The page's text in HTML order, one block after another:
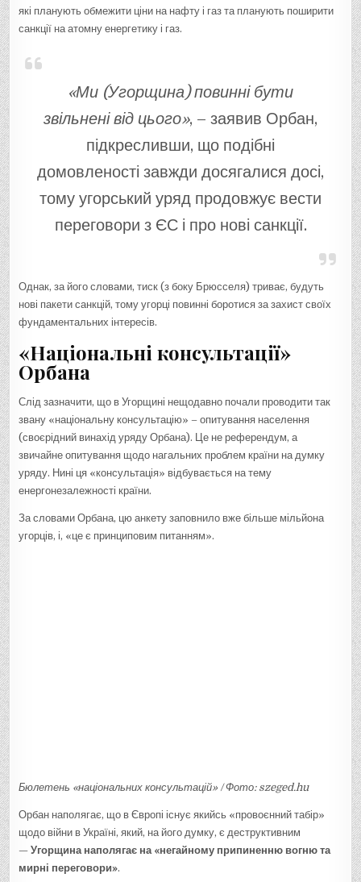
які планують обмежити ціни на нафту і газ та планують поширити
санкції на атомну енергетику і газ.
«Ми (Угорщина) повинні бути
звільнені від цього», – заявив Орбан,
підкресливши, що подібні
домовленості завжди досягалися досі,
тому угорський уряд продовжує вести
переговори з ЄС і про нові санкції.
Однак, за його словами, тиск (з боку Брюсселя) триває, будуть
нові пакети санкцій, тому угорці повинні боротися за захист своїх
фундаментальних інтересів.
«Національні консультації»
Орбана
Слід зазначити, що в Угорщині нещодавно почали проводити так
звану «національну консультацію» – опитування населення
(своєрідний винахід уряду Орбана). Це не референдум, а
звичайне опитування щодо нагальних проблем країни на думку
уряду. Нині ця «консультація» відбувається на тему
енергонезалежності країни.
За словами Орбана, цю анкету заповнило вже більше мільйона
угорців, і, «це є принциповим питанням».
Бюлетень «національних консультацій» / Фото: szeged.hu
Орбан наполягає, що в Європі існує якийсь «провоєнний табір»
щодо війни в Україні, який, на його думку, є деструктивним
—Угорщина наполягає на «негайному припиненню вогню та
мирні переговори».